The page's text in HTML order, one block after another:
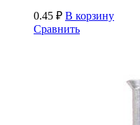
0.45 ₽ В корзину
Сравнить